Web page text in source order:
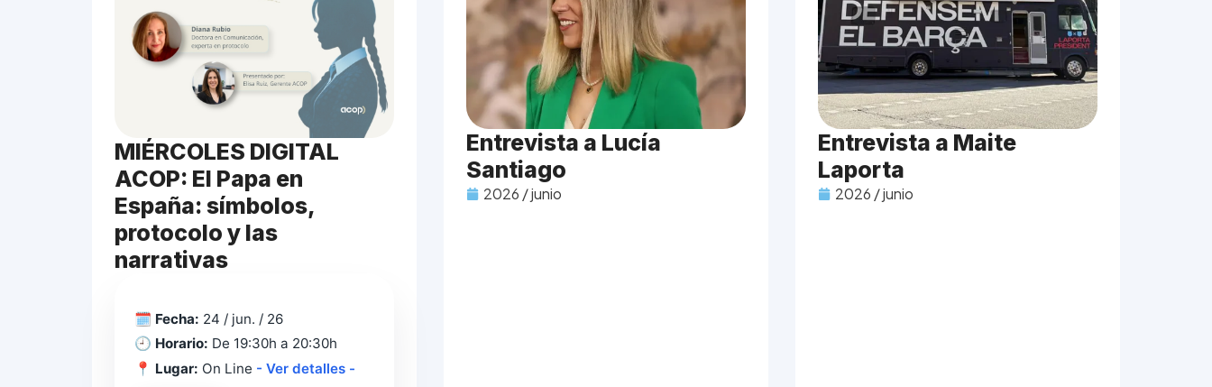
MIÉRCOLES DIGITAL
ACOP: El Papa en
España: símbolos,
protocolo y las
narrativas
🗓️ Fecha: 24 / jun. / 26
🕘 Horario: De 19:30h a 20:30h
📍 Lugar: On Line - Ver detalles -
Entrevista a Lucía
Santiago
2026 / junio
Entrevista a Maite
Laporta
2026 / junio